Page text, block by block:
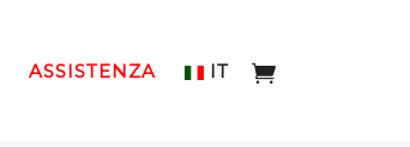
ASSISTENZA IT